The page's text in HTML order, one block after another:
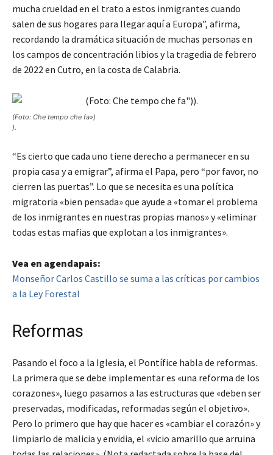
mucha crueldad en el trato a estos inmigrantes cuando
salen de sus hogares para llegar aquí a Europa”, afirma,
recordando la dramática situación de muchas personas en
los campos de concentración libios y la tragedia de febrero
de 2022 en Cutro, en la costa de Calabria.
(Foto: Che tempo che fa»)
).
“Es cierto que cada uno tiene derecho a permanecer en su
propia casa y a emigrar”, afirma el Papa, pero “por favor, no
cierren las puertas”. Lo que se necesita es una política
migratoria «bien pensada» que ayude a «tomar el problema
de los inmigrantes en nuestras propias manos» y «eliminar
todas estas mafias que explotan a los inmigrantes».
Vea en agendapais:
Monseñor Carlos Castillo se suma a las críticas por cambios
a la Ley Forestal
Reformas
Pasando el foco a la Iglesia, el Pontífice habla de reformas.
La primera que se debe implementar es «una reforma de los
corazones», luego pasamos a las estructuras que «deben ser
preservadas, modificadas, reformadas según el objetivo».
Pero lo primero que hay que hacer es «cambiar el corazón» y
limpiarlo de malicia y envidia, el «vicio amarillo que arruina